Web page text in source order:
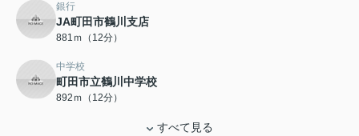
銀行
JA町田市鶴川支店
881ｍ（12分）
中学校
町田市立鶴川中学校
892ｍ（12分）
すべて見る